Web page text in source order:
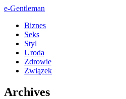
e-Gentleman
Biznes
Seks
Styl
Uroda
Zdrowie
Związek
Archives